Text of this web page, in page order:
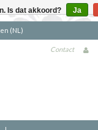
(NL)
Contact
Is dat akkoord? Ja